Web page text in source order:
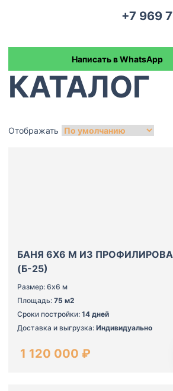
+7 969
Написать в WhatsApp
КАТАЛОГ
Отображать
БАНЯ 6Х6 М ИЗ
(Б-25)
Размер: 6х6 м
Площадь: 75 м2
Сроки постройки: 14 дней
Доставка и выгрузка: Индивидуально
1 120 000 ₽